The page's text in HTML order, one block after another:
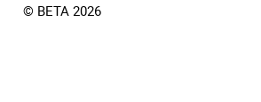
© BETA 2026